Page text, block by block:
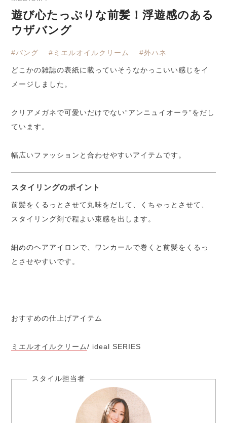
遊び心たっぷりな前髪！浮遊感のある
ウザバング
#バング #ミエルオイルクリーム #外ハネ
どこかの雑誌の表紙に載っていそうなかっこいい感じをイ
メージしました。
クリアメガネで可愛いだけでない“アンニュイオーラ”をだし
ています。
幅広いファッションと合わせやすいアイテムです。
スタイリングのポイント
前髪をくるっとさせて丸味をだして、くちゃっとさせて、
スタイリング剤で程よい束感を出します。
細めのヘアアイロンで、ワンカールで巻くと前髪をくるっ
とさせやすいです。
おすすめの仕上げアイテム
ミエルオイルクリーム/ ideal SERIES